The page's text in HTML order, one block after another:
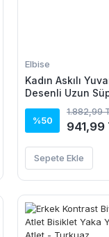
Elbise
Kadın Askılı
Desenli Uzun
%50
1.882,99
941,99
Sepete Ekle